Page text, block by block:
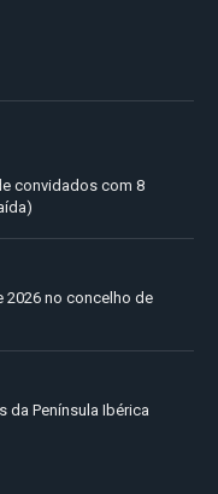
convidados com 8
2026 no concelho de
da Península Ibérica